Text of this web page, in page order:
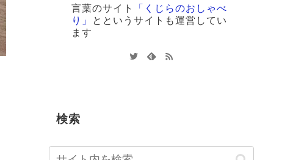
言葉のサイト
「くじらのおしゃべ
り」
と というサイトも運営してい
ます
検索